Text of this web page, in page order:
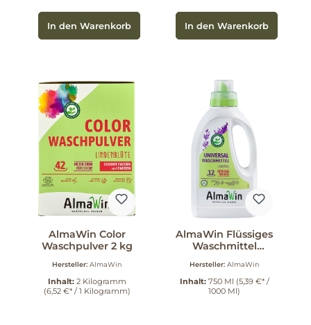
In den Warenkorb In den Warenkorb
AlmaWin Color
Waschpulver 2 kg
Hersteller: AlmaWin
Inhalt: 2 Kilogramm
(6,52 €* / 1 Kilogramm)
AlmaWin Flüssiges
Waschmittel
Hersteller: AlmaWin
Inhalt: 750 Ml (5,39 €* /
1000 Ml)